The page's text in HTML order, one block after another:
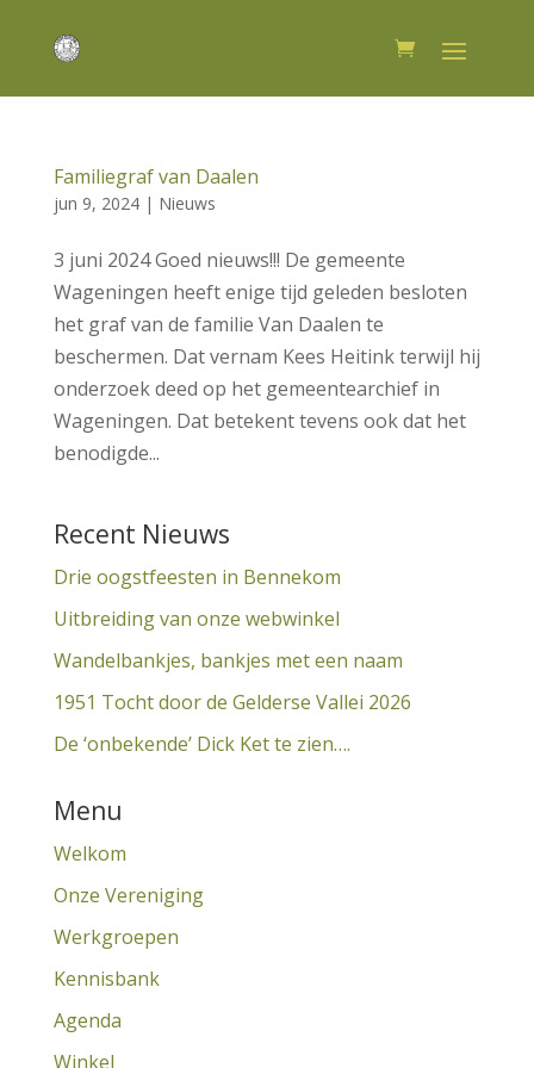
Familiegraf van Daalen
jun 9, 2024| Nieuws
3 juni 2024 Goed nieuws!!! De gemeente
Wageningen heeft enige tijd geleden besloten
het graf van de familie Van Daalen te
beschermen. Dat vernam Kees Heitink terwijl hij
onderzoek deed op het gemeentearchief in
Wageningen. Dat betekent tevens ook dat het
benodigde...
Recent Nieuws
Drie oogstfeesten in Bennekom
Uitbreiding van onze webwinkel
Wandelbankjes, bankjes met een naam
1951 Tocht door de Gelderse Vallei 2026
De ‘onbekende’ Dick Ket te zien….
Menu
Welkom
Onze Vereniging
Werkgroepen
Kennisbank
Agenda
Winkel